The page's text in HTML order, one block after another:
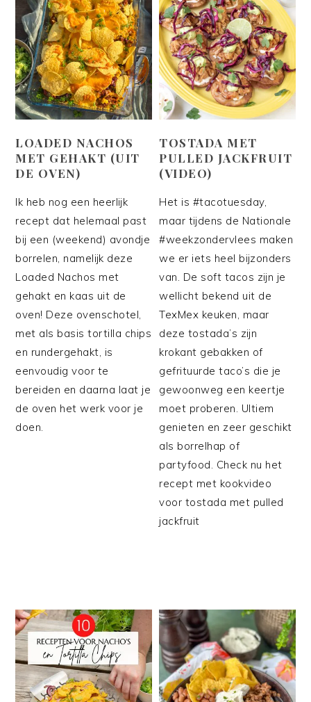
LOADED NACHOS
MET GEHAKT (UIT
DE OVEN)
Ik heb nog een heerlijk
recept dat helemaal past
bij een (weekend) avondje
borrelen, namelijk deze
Loaded Nachos met
gehakt en kaas uit de
oven! Deze ovenschotel,
met als basis tortilla chips
en rundergehakt, is
eenvoudig voor te
bereiden en daarna laat je
de oven het werk voor je
doen.
TOSTADA MET
PULLED JACKFRUIT
(VIDEO)
Het is #tacotuesday,
maar tijdens de Nationale
#weekzondervlees maken
we er iets heel bijzonders
van. De soft tacos zijn je
wellicht bekend uit de
TexMex keuken, maar
deze tostada’s zijn
krokant gebakken of
gefrituurde taco’s die je
gewoonweg een keertje
moet proberen. Ultiem
genieten en zeer geschikt
als borrelhap of
partyfood. Check nu het
recept met kookvideo
voor tostada met pulled
jackfruit